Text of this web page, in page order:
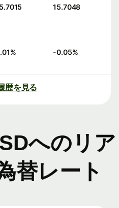
15.7048
% -0.05%
歴を見る
へのリア
替レート